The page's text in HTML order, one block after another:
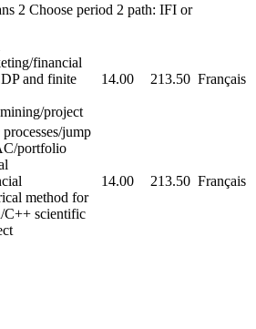
2 Choose period 2 path: IFI or
financial
and finite
project
14.00 213.50 Français
jump
portfolio
method for
C++ scientific
14.00 213.50 Français